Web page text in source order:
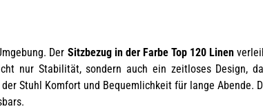
Der Sitzbezug in der Farbe Top 120 Linen
nur Stabilität, sondern auch ein zeitloses Design,
Stuhl Komfort und Bequemlichkeit für lange Abende.